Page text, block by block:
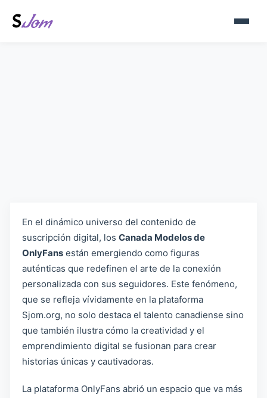
En el dinámico universo del contenido de
suscripción digital, los Canada Modelos de
OnlyFans están emergiendo como figuras
auténticas que redefinen el arte de la conexión
personalizada con sus seguidores. Este fenómeno,
que se refleja vívidamente en la plataforma
Sjom.org, no solo destaca el talento canadiense sino
que también ilustra cómo la creatividad y el
emprendimiento digital se fusionan para crear
historias únicas y cautivadoras.
La plataforma OnlyFans abrió un espacio que va más